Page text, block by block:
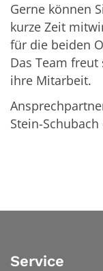
Gerne können
kurze Zeit
für die beiden
Das Team
ihre Mitarbeit.
Stein-
Service